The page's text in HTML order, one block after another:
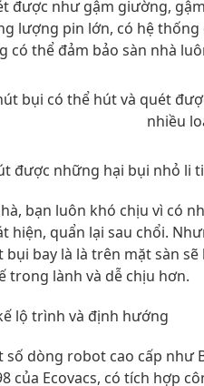
được như gậm giường,
lượng pin lớn, có hệ
có thể đảm bảo sàn nhà
bụi có thể hút và quét
nhiều
được những hại bụi nhỏ li
bạn luôn khó chịu vì có
hiện, quẩn lại sau chổi.
bụi bay là là trên mặt sàn
trong lành và dễ chịu hơn.
lộ trình và định hướng
số dòng robot cao cấp như
của Ecovacs, có tích hợp